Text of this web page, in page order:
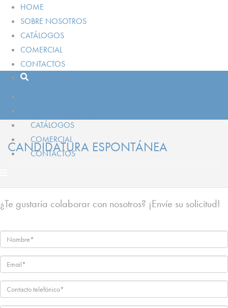
HOME
SOBRE NOSOTROS
CATÁLOGOS
COMERCIAL
CONTACTOS
CATÁLOGOS
COMERCIAL
CONTACTOS
CANDIDATURA ESPONTÁNEA
¿Te gustaría colaborar con nosotros? ¡Envíe su solicitud!